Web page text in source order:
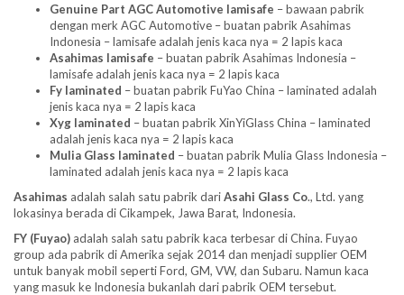
Genuine Part AGC Automotive lamisafe – bawaan pabrik
dengan merk AGC Automotive – buatan pabrik Asahimas
Indonesia – lamisafe adalah jenis kaca nya = 2 lapis kaca
Asahimas lamisafe – buatan pabrik Asahimas Indonesia –
lamisafe adalah jenis kaca nya = 2 lapis kaca
Fy laminated – buatan pabrik FuYao China – laminated adalah
jenis kaca nya = 2 lapis kaca
Xyg laminated – buatan pabrik XinYiGlass China – laminated
adalah jenis kaca nya = 2 lapis kaca
Mulia Glass laminated – buatan pabrik Mulia Glass Indonesia –
laminated adalah jenis kaca nya = 2 lapis kaca
Asahimas adalah salah satu pabrik dariAsahi Glass Co., Ltd. yang
lokasinya berada di Cikampek, Jawa Barat, Indonesia.
FY (Fuyao) adalah salah satu pabrik kaca terbesar di China. Fuyao
group ada pabrik di Amerika sejak 2014 dan menjadi supplier OEM
untuk banyak mobil seperti Ford, GM, VW, dan Subaru. Namun kaca
yang masuk ke Indonesia bukanlah dari pabrik OEM tersebut.